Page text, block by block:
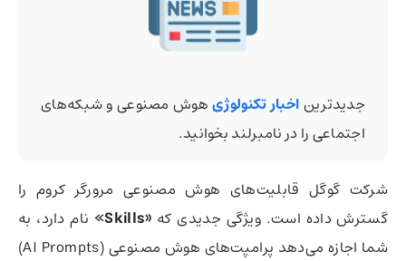
جدیدتریناخبار تکنولوژیهوش مصنوعی و شبکه‌های
اجتماعی را در نامبرلند بخوانید.
شرکت گوگل قابلیت‌های هوش مصنوعی مرورگر کروم را
گسترش داده است. ویژگی جدیدی که «Skills»
نام دارد، به
شما اجازه می‌دهد پرامپت‌های هوش مصنوعی (AI Prompts)